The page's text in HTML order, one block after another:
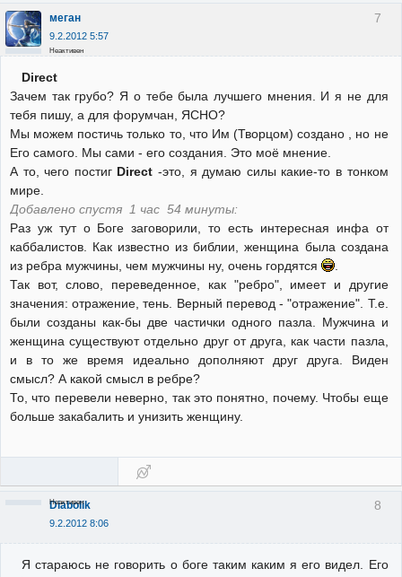
7
меган
9.2.2012 5:57
Неактивен
Direct
Зачем так грубо? Я о тебе была лучшего мнения. И я не для
тебя пишу, а для форумчан, ЯСНО?
Мы можем постичь только то, что Им (Творцом) создано , но не
Его самого. Мы сами - его создания. Это моё мнение.
А то, чего постиг Direct -это, я думаю силы какие-то в тонком
мире.
Добавлено спустя 1 час 54 минуты:
Раз уж тут о Боге заговорили, то есть интересная инфа от
каббалистов. Как известно из библии, женщина была создана
из ребра мужчины, чем мужчины ну, очень гордятся
Так вот, слово, переведенное, как "ребро", имеет и другие
значения: отражение, тень. Верный перевод - "отражение". Т.е.
были созданы как-бы две частички одного пазла. Мужчина и
женщина существуют отдельно друг от друга, как части пазла,
и в то же время идеально дополняют друг друга. Виден
смысл? А какой смысл в ребре?
То, что перевели неверно, так это понятно, почему. Чтобы еще
больше закабалить и унизить женщину.
8
Diabolik
9.2.2012 8:06
Неактивен
Я стараюсь не говорить о боге таким каким я его видел. Его